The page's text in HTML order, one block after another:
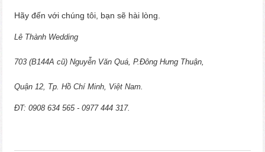
Hãy đến với chúng tôi, bạn sẽ hài lòng.
Lê Thành Wedding
703 (B144A cũ) Nguyễn Văn Quá, P.Đông Hưng Thuận,
Quận 12, Tp. Hồ Chí Minh, Việt Nam.
ĐT: 0908 634 565 - 0977 444 317.